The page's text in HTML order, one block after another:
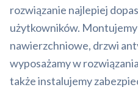
rozwiązanie najlepiej
użytkowników. Montujemy
nawierzchniowe, drzwi
wyposażamy w
także instalujemy